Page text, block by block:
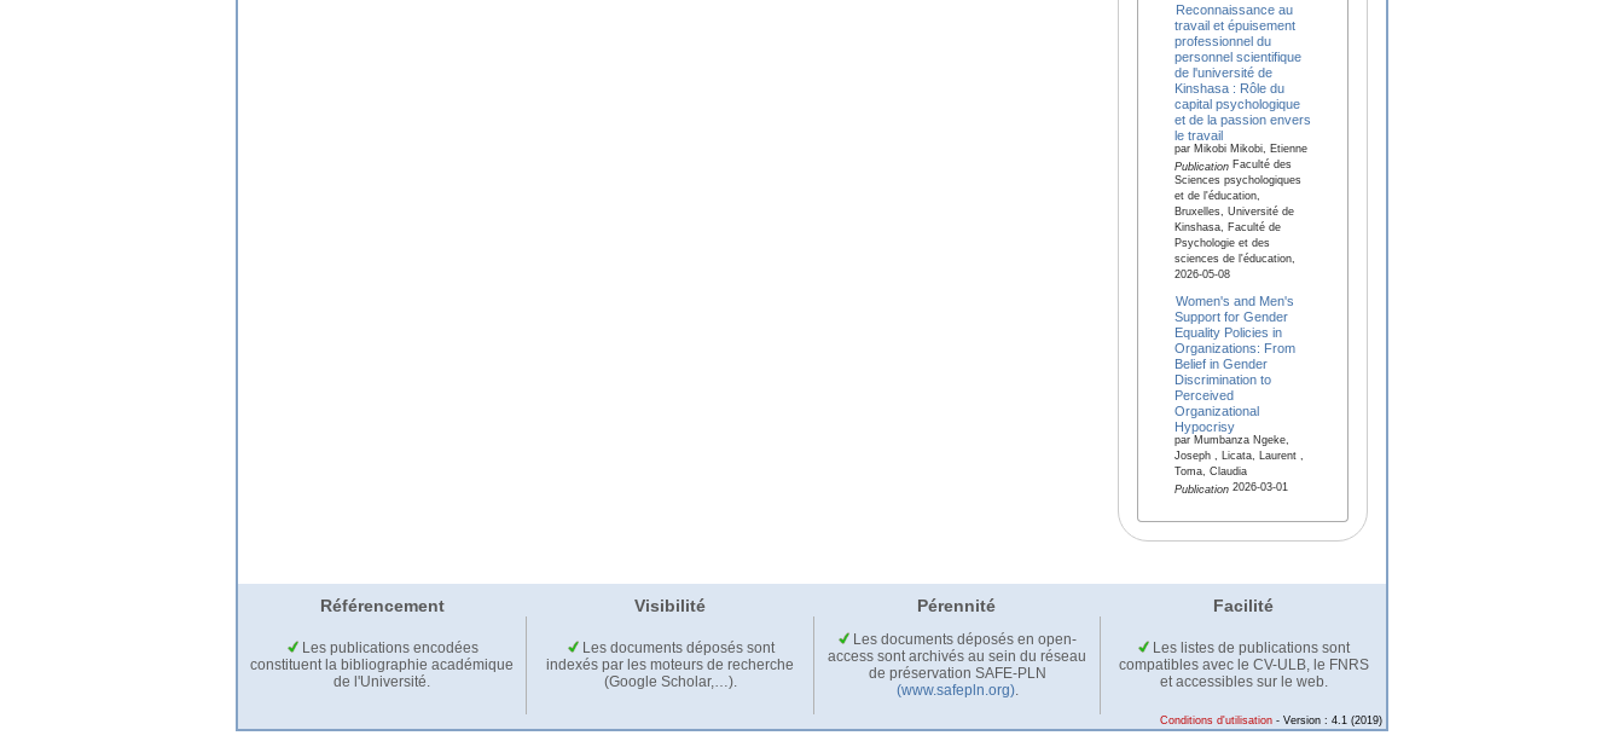
Reconnaissance au
travail et épuisement
professionnel du
personnel scientifique
de l'université de
Kinshasa : Rôle du
capital psychologique
et de la passion envers
le travail
par Mikobi Mikobi, Etienne
PublicationFaculté des
Sciences psychologiques
et de l'éducation,
Bruxelles, Université de
Kinshasa, Faculté de
Psychologie et des
sciences de l'éducation,
2026-05-08
Women's and Men's
Support for Gender
Equality Policies in
Organizations: From
Belief in Gender
Discrimination to
Perceived
Organizational
Hypocrisy
par Mumbanza Ngeke,
Joseph , Licata, Laurent ,
Toma, Claudia
Publication2026-03-01
Référencement Visibilité Pérennité Facilité
Les publications encodées
constituent la bibliographie académique
de l'Université.
Les documents déposés sont
indexés par les moteurs de recherche
(Google Scholar,…).
Les documents déposés en open-
access sont archivés au sein du réseau
de préservation SAFE-PLN
(www.safepln.org).
Les listes de publications sont
compatibles avec le CV-ULB, le FNRS
et accessibles sur le web.
Conditions d'utilisation - Version : 4.1 (2019)